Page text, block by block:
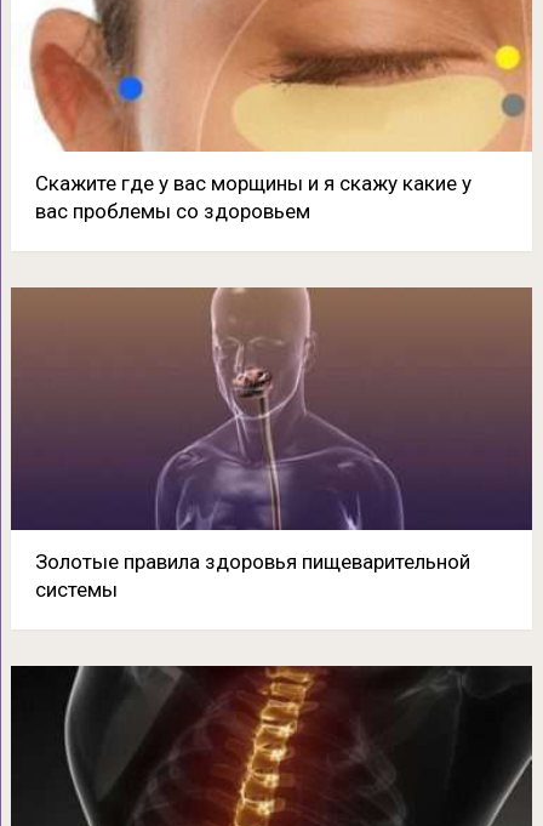
Скажите где у вас морщины и я скажу какие у
вас проблемы со здоровьем
Золотые правила здоровья пищеварительной
системы